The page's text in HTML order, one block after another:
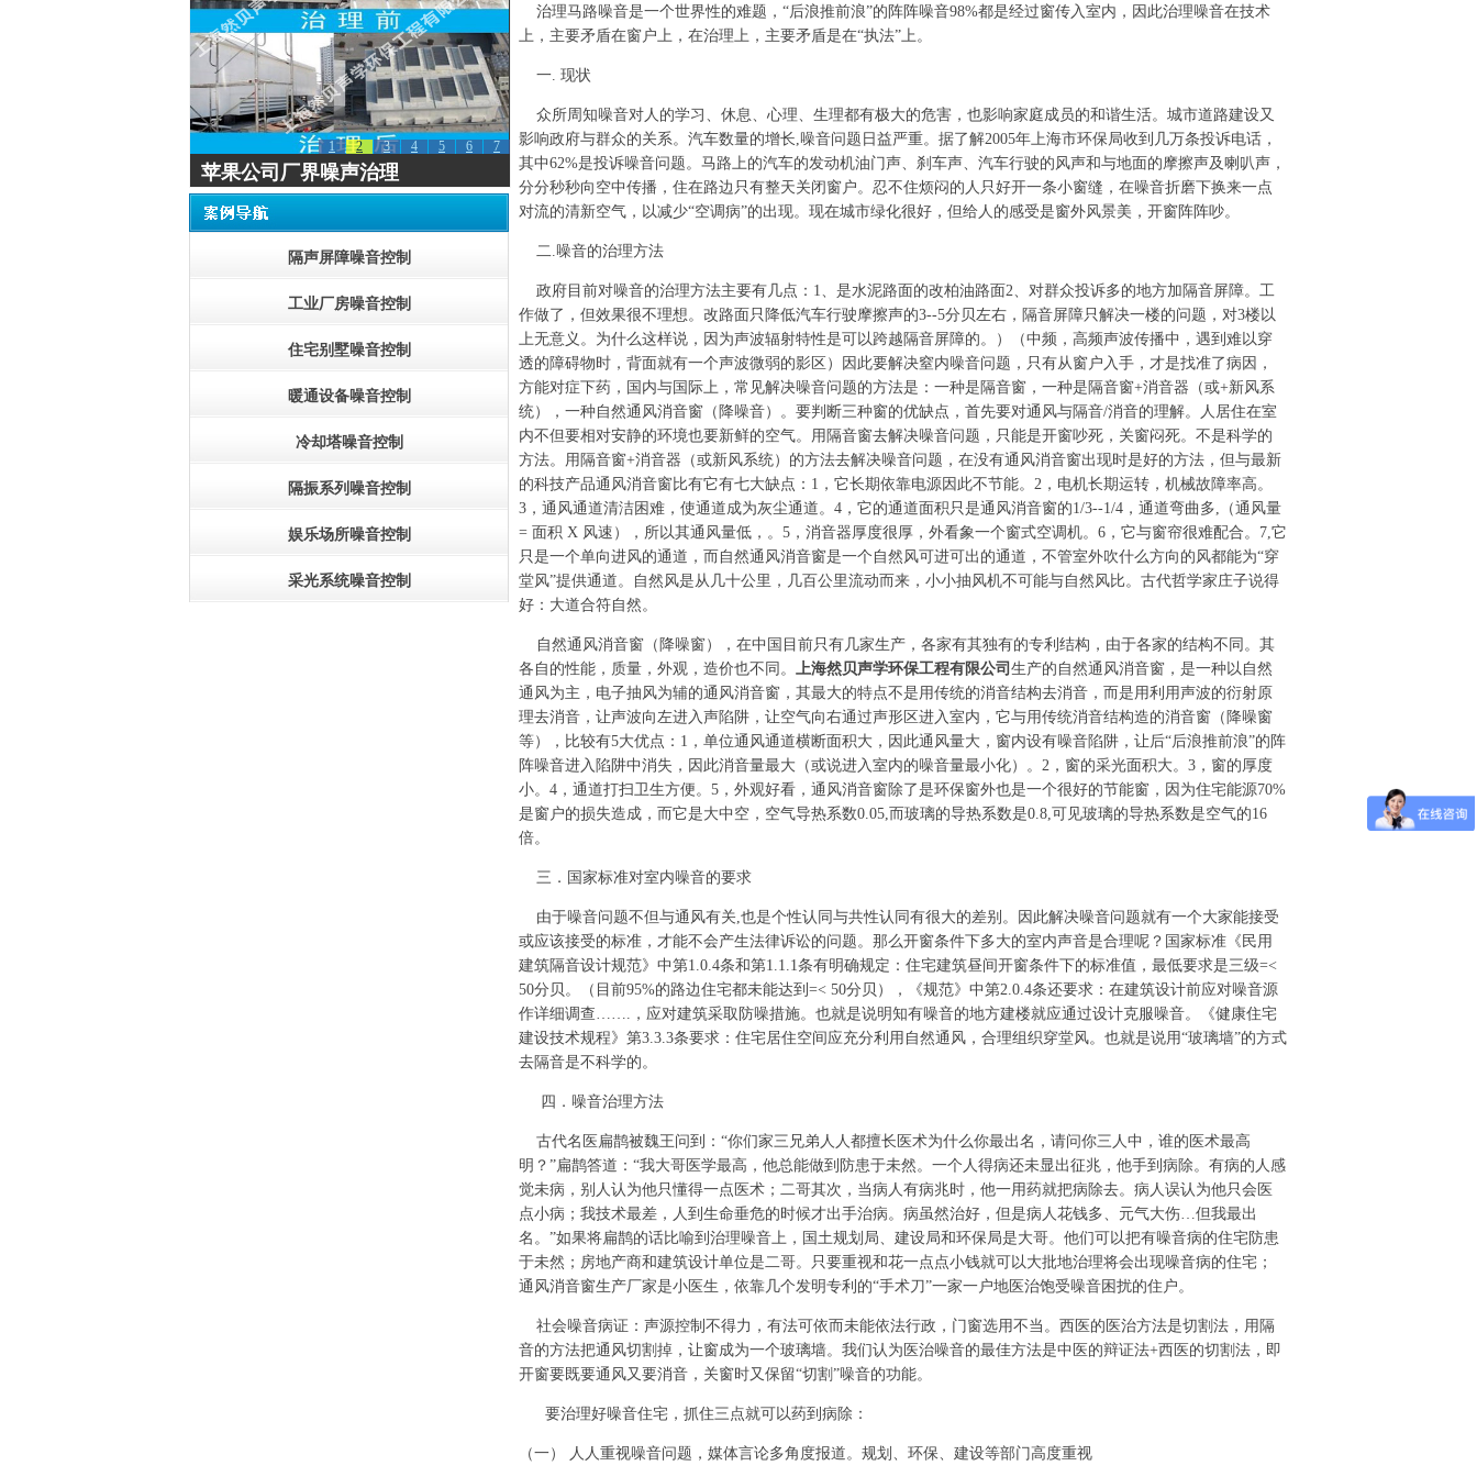
1 2 3 4 5 6 7
苹果公司厂界噪声治理
隔声屏障噪音控制
工业厂房噪音控制
住宅别墅噪音控制
暖通设备噪音控制
冷却塔噪音控制
隔振系列噪音控制
娱乐场所噪音控制
采光系统噪音控制
治理马路噪音是一个世界性的难题，“后浪推前浪”的阵阵噪音98%都是经过窗传入室内，因此治理噪音在技术
上，主要矛盾在窗户上，在治理上，主要矛盾是在“执法”上。
一. 现状
众所周知噪音对人的学习、休息、心理、生理都有极大的危害，也影响家庭成员的和谐生活。城市道路建设又
影响政府与群众的关系。汽车数量的增长,噪音问题日益严重。据了解2005年上海市环保局收到几万条投诉电话，
其中62%是投诉噪音问题。马路上的汽车的发动机油门声、刹车声、汽车行驶的风声和与地面的摩擦声及喇叭声，
分分秒秒向空中传播，住在路边只有整天关闭窗户。忍不住烦闷的人只好开一条小窗缝，在噪音折磨下换来一点
对流的清新空气，以减少“空调病”的出现。现在城市绿化很好，但给人的感受是窗外风景美，开窗阵阵吵。
二.噪音的治理方法
政府目前对噪音的治理方法主要有几点：1、是水泥路面的改柏油路面2、对群众投诉多的地方加隔音屏障。工
作做了，但效果很不理想。改路面只降低汽车行驶摩擦声的3--5分贝左右，隔音屏障只解决一楼的问题，对3楼以
上无意义。为什么这样说，因为声波辐射特性是可以跨越隔音屏障的。）（中频，高频声波传播中，遇到难以穿
透的障碍物时，背面就有一个声波微弱的影区）因此要解决窒内噪音问题，只有从窗户入手，才是找准了病因，
方能对症下药，国内与国际上，常见解决噪音问题的方法是：一种是隔音窗，一种是隔音窗+消音器（或+新风系
统），一种自然通风消音窗（降噪音）。要判断三种窗的优缺点，首先要对通风与隔音/消音的理解。人居住在室
内不但要相对安静的环境也要新鲜的空气。用隔音窗去解决噪音问题，只能是开窗吵死，关窗闷死。不是科学的
方法。用隔音窗+消音器（或新风系统）的方法去解决噪音问题，在没有通风消音窗出现时是好的方法，但与最新
的科技产品通风消音窗比有它有七大缺点：1，它长期依靠电源因此不节能。2，电机长期运转，机械故障率高。
3，通风通道清洁困难，使通道成为灰尘通道。4，它的通道面积只是通风消音窗的1/3--1/4，通道弯曲多,（通风量
= 面积 X 风速），所以其通风量低，。5，消音器厚度很厚，外看象一个窗式空调机。6，它与窗帘很难配合。7,它
只是一个单向进风的通道，而自然通风消音窗是一个自然风可进可出的通道，不管室外吹什么方向的风都能为“穿
堂风”提供通道。自然风是从几十公里，几百公里流动而来，小小抽风机不可能与自然风比。古代哲学家庄子说得
好：大道合符自然。
自然通风消音窗（降噪窗），在中国目前只有几家生产，各家有其独有的专利结构，由于各家的结构不同。其
各自的性能，质量，外观，造价也不同。 上海然贝声学环保工程有限公司 生产的自然通风消音窗，是一种以自然
通风为主，电子抽风为辅的通风消音窗，其最大的特点不是用传统的消音结构去消音，而是用利用声波的衍射原
理去消音，让声波向左进入声陷阱，让空气向右通过声形区进入室内，它与用传统消音结构造的消音窗（降噪窗
等），比较有5大优点：1，单位通风通道横断面积大，因此通风量大，窗内设有噪音陷阱，让后“后浪推前浪”的阵
阵噪音进入陷阱中消失，因此消音量最大（或说进入室内的噪音量最小化）。2，窗的采光面积大。3，窗的厚度
小。4，通道打扫卫生方便。5，外观好看，通风消音窗除了是环保窗外也是一个很好的节能窗，因为住宅能源70%
是窗户的损失造成，而它是大中空，空气导热系数0.05,而玻璃的导热系数是0.8,可见玻璃的导热系数是空气的16
倍。
三．国家标准对室内噪音的要求
由于噪音问题不但与通风有关,也是个性认同与共性认同有很大的差别。因此解决噪音问题就有一个大家能接受
或应该接受的标准，才能不会产生法律诉讼的问题。那么开窗条件下多大的室内声音是合理呢？国家标准《民用
建筑隔音设计规范》中第1.0.4条和第1.1.1条有明确规定：住宅建筑昼间开窗条件下的标准值，最低要求是三级=<
50分贝。（目前95%的路边住宅都未能达到=< 50分贝），《规范》中第2.0.4条还要求：在建筑设计前应对噪音源
作详细调查…….，应对建筑采取防噪措施。也就是说明知有噪音的地方建楼就应通过设计克服噪音。《健康住宅
建设技术规程》第3.3.3条要求：住宅居住空间应充分利用自然通风，合理组织穿堂风。也就是说用“玻璃墙”的方式
去隔音是不科学的。
四．噪音治理方法
古代名医扁鹊被魏王问到：“你们家三兄弟人人都擅长医术为什么你最出名，请问你三人中，谁的医术最高
明？”扁鹊答道：“我大哥医学最高，他总能做到防患于未然。一个人得病还未显出征兆，他手到病除。有病的人感
觉未病，别人认为他只懂得一点医术；二哥其次，当病人有病兆时，他一用药就把病除去。病人误认为他只会医
点小病；我技术最差，人到生命垂危的时候才出手治病。病虽然治好，但是病人花钱多、元气大伤…但我最出
名。”如果将扁鹊的话比喻到治理噪音上，国土规划局、建设局和环保局是大哥。他们可以把有噪音病的住宅防患
于未然；房地产商和建筑设计单位是二哥。只要重视和花一点点小钱就可以大批地治理将会出现噪音病的住宅；
通风消音窗生产厂家是小医生，依靠几个发明专利的“手术刀”一家一户地医治饱受噪音困扰的住户。
社会噪音病证：声源控制不得力，有法可依而未能依法行政，门窗选用不当。西医的医治方法是切割法，用隔
音的方法把通风切割掉，让窗成为一个玻璃墙。我们认为医治噪音的最佳方法是中医的辩证法+西医的切割法，即
开窗要既要通风又要消音，关窗时又保留“切割”噪音的功能。
要治理好噪音住宅，抓住三点就可以药到病除：
（一） 人人重视噪音问题，媒体言论多角度报道。规划、环保、建设等部门高度重视